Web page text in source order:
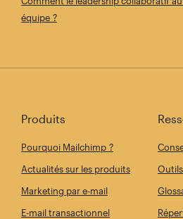
équipe ?
Produits
Pourquoi Mailchimp ?
Actualités sur les produits
Marketing par e-mail
E-mail transactionnel